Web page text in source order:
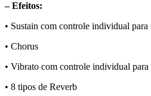
– Efeitos:
• Sustain com controle individual
• Chorus
• Vibrato com controle individual
• 8 tipos de Reverb